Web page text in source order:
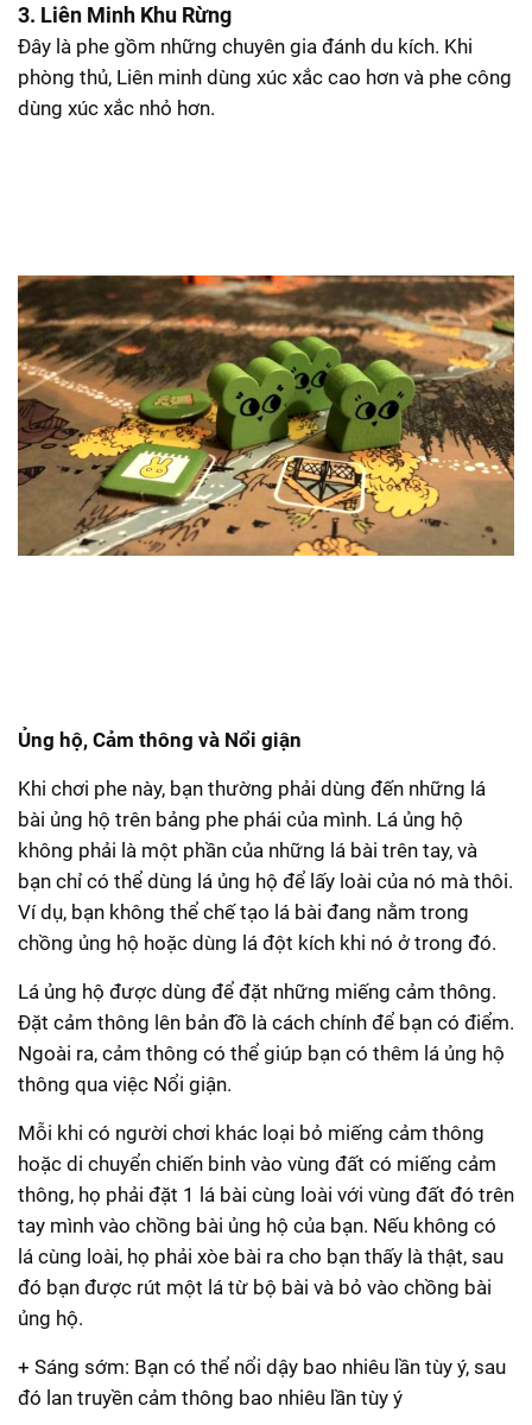
3. Liên Minh Khu Rừng
Đây là phe gồm những chuyên gia đánh du kích. Khi
phòng thủ, Liên minh dùng xúc xắc cao hơn và phe công
dùng xúc xắc nhỏ hơn.
Ủng hộ, Cảm thông và Nổi giận
Khi chơi phe này, bạn thường phải dùng đến những lá
bài ủng hộ trên bảng phe phái của mình. Lá ủng hộ
không phải là một phần của những lá bài trên tay, và
bạn chỉ có thể dùng lá ủng hộ để lấy loài của nó mà thôi.
Ví dụ, bạn không thể chế tạo lá bài đang nằm trong
chồng ủng hộ hoặc dùng lá đột kích khi nó ở trong đó.
Lá ủng hộ được dùng để đặt những miếng cảm thông.
Đặt cảm thông lên bản đồ là cách chính để bạn có điểm.
Ngoài ra, cảm thông có thể giúp bạn có thêm lá ủng hộ
thông qua việc Nổi giận.
Mỗi khi có người chơi khác loại bỏ miếng cảm thông
hoặc di chuyển chiến binh vào vùng đất có miếng cảm
thông, họ phải đặt 1 lá bài cùng loài với vùng đất đó trên
tay mình vào chồng bài ủng hộ của bạn. Nếu không có
lá cùng loài, họ phải xòe bài ra cho bạn thấy là thật, sau
đó bạn được rút một lá từ bộ bài và bỏ vào chồng bài
ủng hộ.
+ Sáng sớm: Bạn có thể nổi dậy bao nhiêu lần tùy ý, sau
đó lan truyền cảm thông bao nhiêu lần tùy ý